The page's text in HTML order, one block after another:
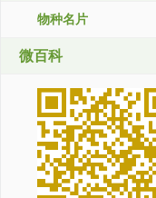
物种名片
微百科